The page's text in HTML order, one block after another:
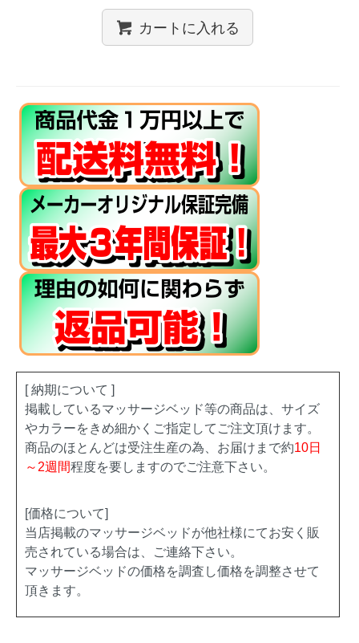
カートに入れる
[ 納期について ]
掲載しているマッサージベッド等の商品は、サイズ
やカラーをきめ細かくご指定してご注文頂けます。
商品のほとんどは受注生産の為、お届けまで約10日
～2週間程度を要しますのでご注意下さい。
[価格について]
当店掲載のマッサージベッドが他社様にてお安く販
売されている場合は、ご連絡下さい。
マッサージベッドの価格を調査し価格を調整させて
頂きます。